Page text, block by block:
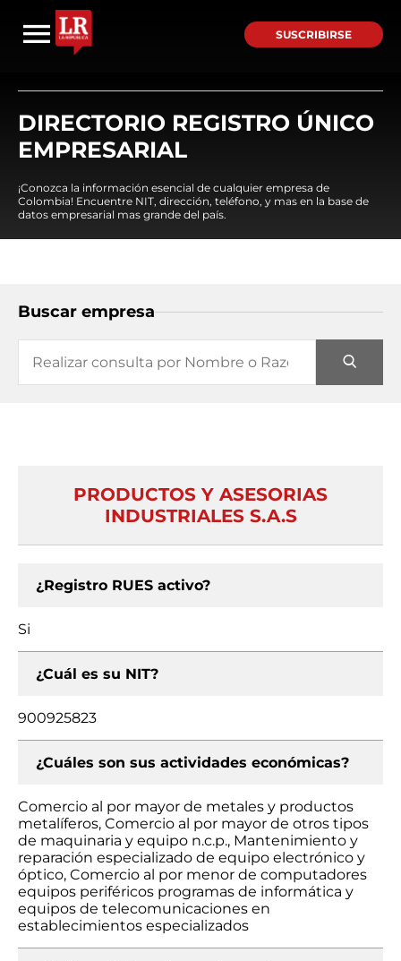
SUSCRIBIRSE
DIRECTORIO REGISTRO ÚNICO
EMPRESARIAL
¡Conozca la información esencial de cualquier empresa de
Colombia! Encuentre NIT, dirección, teléfono, y mas en la base de
datos empresarial mas grande del país.
Buscar empresa
PRODUCTOS Y ASESORIAS
INDUSTRIALES S.A.S
¿Registro RUES activo?
Si
¿Cuál es su NIT?
900925823
¿Cuáles son sus actividades económicas?
Comercio al por mayor de metales y productos
metalíferos, Comercio al por mayor de otros tipos
de maquinaria y equipo n.c.p., Mantenimiento y
reparación especializado de equipo electrónico y
óptico, Comercio al por menor de computadores
equipos periféricos programas de informática y
equipos de telecomunicaciones en
establecimientos especializados